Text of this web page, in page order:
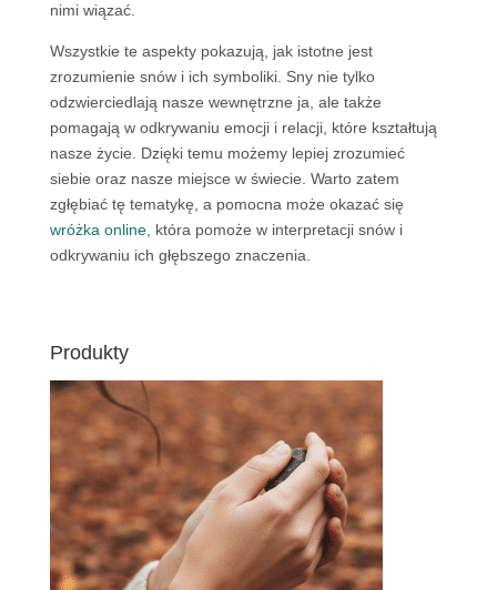
nimi wiązać.
Wszystkie te aspekty pokazują, jak istotne jest
zrozumienie snów i ich symboliki. Sny nie tylko
odzwierciedlają nasze wewnętrzne ja, ale także
pomagają w odkrywaniu emocji i relacji, które kształtują
nasze życie. Dzięki temu możemy lepiej zrozumieć
siebie oraz nasze miejsce w świecie. Warto zatem
zgłębiać tę tematykę, a pomocna może okazać się
wróżka online, która pomoże w interpretacji snów i
odkrywaniu ich głębszego znaczenia.
Produkty